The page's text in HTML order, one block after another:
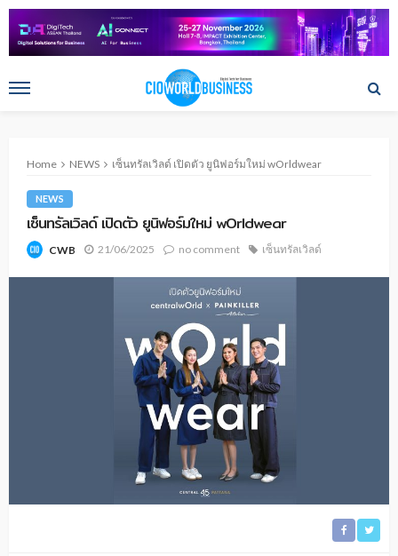
Home NEWS เซ็นทรัลเวิลด์ เปิดตัว ยูนิฟอร์มใหม่ wOrldwear
NEWS
เซ็นทรัลเวิลด์ เปิดตัว ยูนิฟอร์มใหม่ wOrldwear
CWB 21/06/2025 no comment เซ็นทรัลเวิลด์